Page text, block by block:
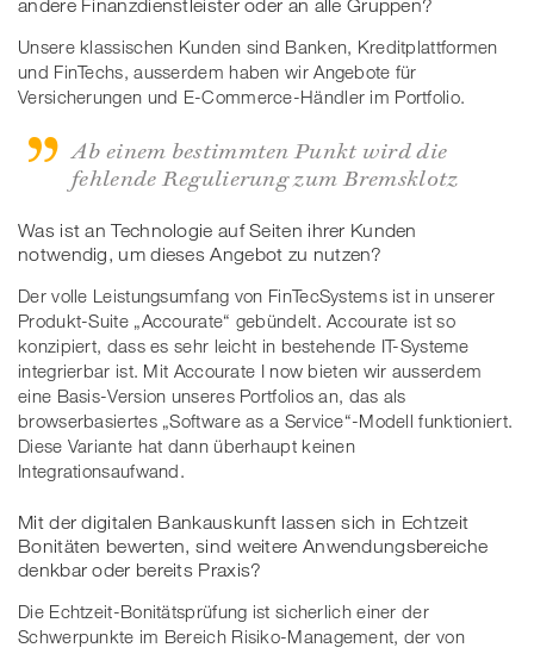
andere Finanzdienstleister oder an alle Gruppen?
Unsere klassischen Kunden sind Banken, Kreditplattformen
und FinTechs, ausserdem haben wir Angebote für
Versicherungen und E-Commerce-Händler im Portfolio.
Ab einem bestimmten Punkt wird die
fehlende Regulierung zum Bremsklotz
Was ist an Technologie auf Seiten ihrer Kunden
notwendig, um dieses Angebot zu nutzen?
Der volle Leistungsumfang von FinTecSystems ist in unserer
Produkt-Suite „Accourate“ gebündelt. Accourate ist so
konzipiert, dass es sehr leicht in bestehende IT-Systeme
integrierbar ist. Mit Accourate I now bieten wir ausserdem
eine Basis-Version unseres Portfolios an, das als
browserbasiertes „Software as a Service“-Modell funktioniert.
Diese Variante hat dann überhaupt keinen
Integrationsaufwand.
Mit der digitalen Bankauskunft lassen sich in Echtzeit
Bonitäten bewerten, sind weitere Anwendungsbereiche
denkbar oder bereits Praxis?
Die Echtzeit-Bonitätsprüfung ist sicherlich einer der
Schwerpunkte im Bereich Risiko-Management, der von